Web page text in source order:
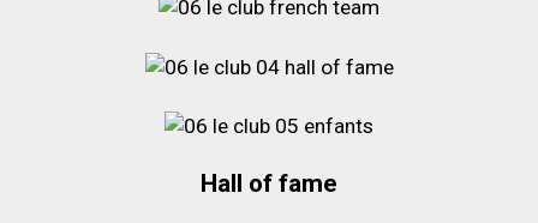
Hall of fame